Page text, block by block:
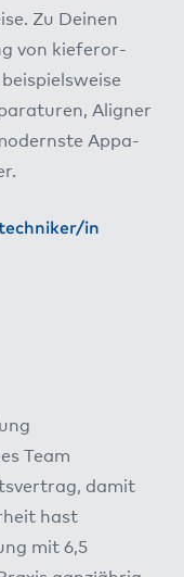
Zu Dei­nen
von kie­fer­or­
Ali­gner
Appa­
in
Team
damit
hast
mit 6,5